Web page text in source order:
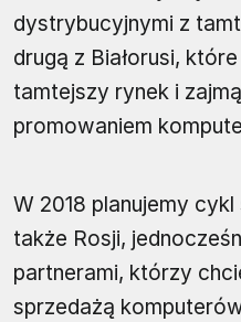
dystrybucyjnymi z
drugą z Białorusi,
tamtejszy rynek i
promowaniem
W 2018 planujemy
także Rosji,
partnerami, którzy
sprzedażą